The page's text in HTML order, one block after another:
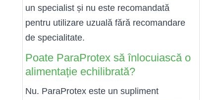
un specialist și nu este recomandată
pentru utilizare uzuală fără recomandare
de specialitate.
Poate ParaProtex să înlocuiască o
alimentație echilibrată?
Nu. ParaProtex este un supliment